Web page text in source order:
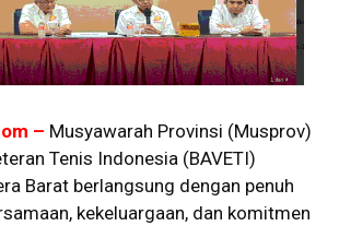
– Musyawarah Provinsi (Musprov)
Tenis Indonesia (BAVETI)
Barat berlangsung dengan penuh
kekeluargaan, dan komitmen